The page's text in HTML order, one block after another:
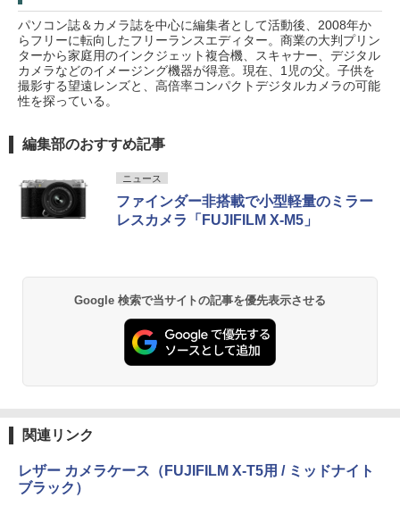
パソコン誌＆カメラ誌を中心に編集者として活動後、2008年か
らフリーに転向したフリーランスエディター。商業の大判プリン
ターから家庭用のインクジェット複合機、スキャナー、デジタル
カメラなどのイメージング機器が得意。現在、1児の父。子供を
撮影する望遠レンズと、高倍率コンパクトデジタルカメラの可能
性を探っている。
編集部のおすすめ記事
ニュース
ファインダー非搭載で小型軽量のミラー
レスカメラ「FUJIFILM X-M5」
Google 検索で当サイトの記事を優先表示させる
関連リンク
レザー カメラケース（FUJIFILM X-T5用 / ミッドナイト
ブラック）